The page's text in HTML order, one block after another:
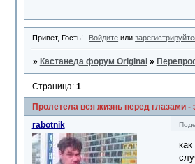
Привет, Гость! Войдите или
» Кастанеда форум Original »
Пролетела вся жизнь перед глазами -
Страница: 1
rabotnik